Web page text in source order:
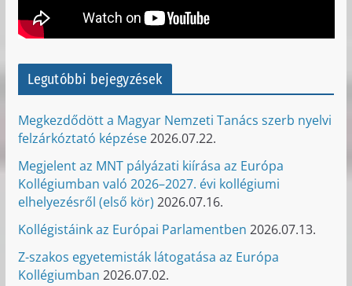
Legutóbbi bejegyzések
Megkezdődött a Magyar Nemzeti Tanács szerb nyelvi
felzárkóztató képzése2026.07.22.
Megjelent az MNT pályázati kiírása az Európa
Kollégiumban való 2026–2027. évi kollégiumi
elhelyezésről (első kör) 2026.07.16.
Kollégistáink az Európai Parlamentben 2026.07.13.
Z-szakos egyetemisták látogatása az Európa
Kollégiumban 2026.07.02.